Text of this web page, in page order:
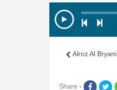
Alroz Al Bryani
Share ›